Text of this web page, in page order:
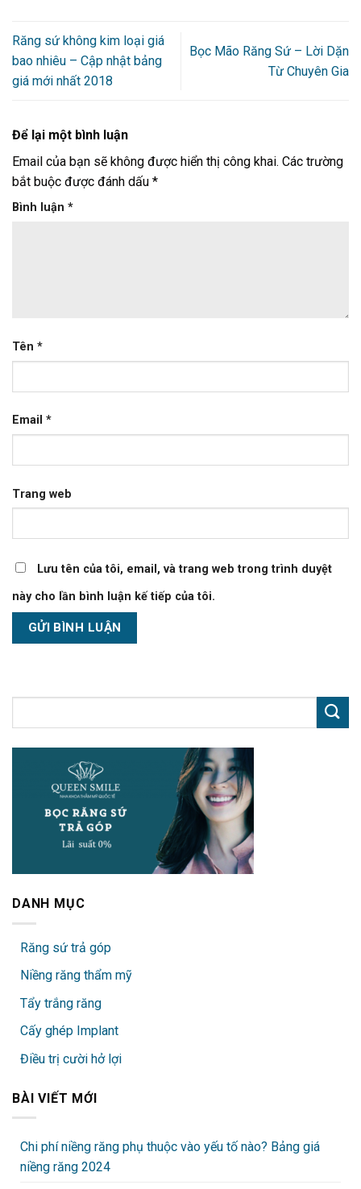
Răng sứ không kim loại giá
bao nhiêu – Cập nhật bảng
giá mới nhất 2018
Bọc Mão Răng Sứ – Lời Dặn
Từ Chuyên Gia
Để lại một bình luận
Email của bạn sẽ không được hiển thị công khai. Các trường
bắt buộc được đánh dấu *
Bình luận *
Tên *
Email *
Trang web
Lưu tên của tôi, email, và trang web trong trình duyệt
này cho lần bình luận kế tiếp của tôi.
DANH MỤC
Răng sứ trả góp
Niềng răng thẩm mỹ
Tẩy trắng răng
Cấy ghép Implant
Điều trị cười hở lợi
BÀI VIẾT MỚI
Chi phí niềng răng phụ thuộc vào yếu tố nào? Bảng giá
niềng răng 2024